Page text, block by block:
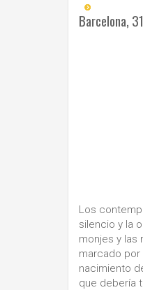
Barcelona,
Los
silencio y la
monjes y las
marcado por
nacimiento
que debería